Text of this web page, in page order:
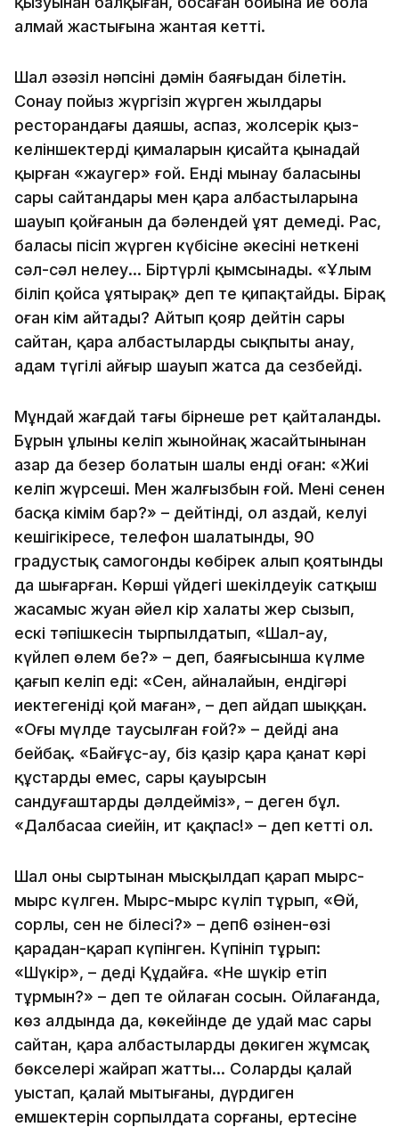
алмай жастығына жантая кетті.
Шал әзәзіл нәпсінің дәмін баяғыдан білетін.
Сонау пойыз жүргізіп жүрген жылдары
ресторандағы даяшы, аспаз, жолсерік қыз-
келіншектердің қималарын қисайта қынадай
қырған «жаугер» ғой. Енді мынау баласының
сары сайтандары мен қара албастыларына
шауып қойғанын да бәлендей ұят демеді. Рас,
баласы пісіп жүрген күбісіне әкесінің неткені
сәл-сәл нелеу… Біртүрлі қымсынады. «Ұлым
біліп қойса ұятырақ» деп те қипақтайды. Бірақ
оған кім айтады? Айтып қояр дейтін сары
сайтан, қара албастылардың сықпыты анау,
адам түгілі айғыр шауып жатса да сезбейді.
Мұндай жағдай тағы бірнеше рет қайталанды.
Бұрын ұлының келіп жынойнақ жасайтынынан
азар да безер болатын шалың енді оған: «Жиі
келіп жүрсеңші. Мен жалғызбын ғой. Менің сенен
басқа кімім бар?» – дейтінді, ол аздай, келуі
кешігіңкіресе, телефон шалатынды, 90
градустық самогонды көбірек алып қоятынды
да шығарған. Көрші үйдегі шекілдеуік сатқыш
жасамыс жуан әйел кір халаты жер сызып,
ескі тәпішкесін тырпылдатып, «Шал-ау,
күйлеп өлем бе?» – деп, баяғысынша күлмең
қағып келіп еді: «Сен, айналайын, ендігәрі
иектегеніңді қой маған», – деп айдап шыққан.
«Оғың мүлде таусылған ғой?» – дейді ана
бейбақ. «Байғұс-ау, біз қазір қара қанат кәрі
құстарды емес, сары қауырсын
сандуғаштарды дәлдейміз», – деген бұл.
«Далбасаңа сиейін, ит қақпас!» – деп кетті ол.
Шал оның сыртынан мысқылдап қарап мырс-
мырс күлген. Мырс-мырс күліп тұрып, «Өй,
сорлы, сен не білесің?» – деп6 өзінен-өзі
қарадан-қарап күпінген. Күпініп тұрып:
«Шүкір», – деді Құдайға. «Не шүкір етіп
тұрмын?» – деп те ойлаған сосын. Ойлағанда,
көз алдында да, көкейінде де удай мас сары
сайтан, қара албастылардың дөңкиген жұмсақ
бөкселері жайрап жатты… Соларды қалай
уыстап, қалай мытығаны, дүрдиген
емшектерін сорпылдата сорғаны, ертесіне